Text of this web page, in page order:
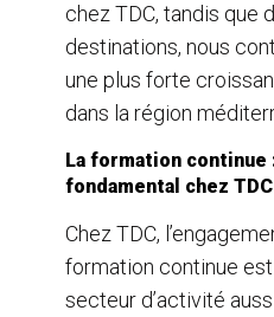
chez TDC, tandis que
destinations, nous
une plus forte
dans la région
La formation continue
fondamental chez TDC
Chez TDC,
formation continue est
secteur d’activité